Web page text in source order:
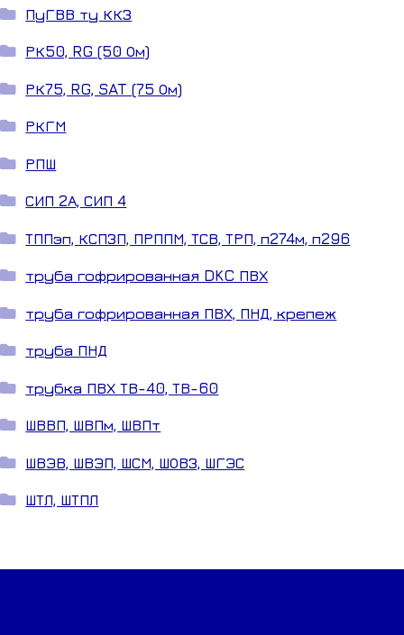
ПуГВВ ту ККЗ
РК50, RG (50 Ом)
РК75, RG, SAT (75 Ом)
РКГМ
РПШ
СИП 2А, СИП 4
ТППэп, КСПЗП, ПРППМ, ТСВ, ТРП, п274м, п296
труба гофрированная DKC ПВХ
труба гофрированная ПВХ, ПНД, крепеж
труба ПНД
трубка ПВХ ТВ-40, ТВ-60
ШВВП, ШВПм, ШВПт
ШВЭВ, ШВЭП, ШСМ, ШОВЗ, ШГЭС
ШТЛ, ШТПЛ